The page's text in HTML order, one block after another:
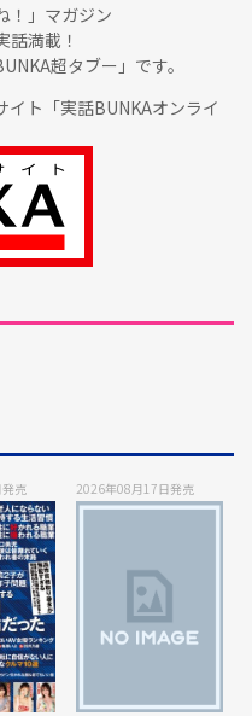
！」マガジン
満載！
超タブー」です。
ト「実話BUNKAオンライ
発売 2026年08月17日発売